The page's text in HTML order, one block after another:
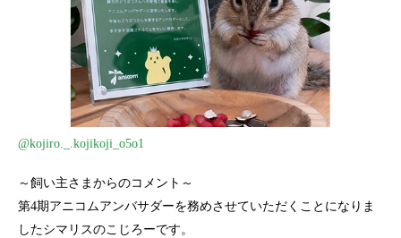
@kojiro._.kojikoji_o5o1
～飼い主さまからのコメント～
第4期アニコムアンバサダーを務めさせていただくことになりま
したシマリスのこじろーです。